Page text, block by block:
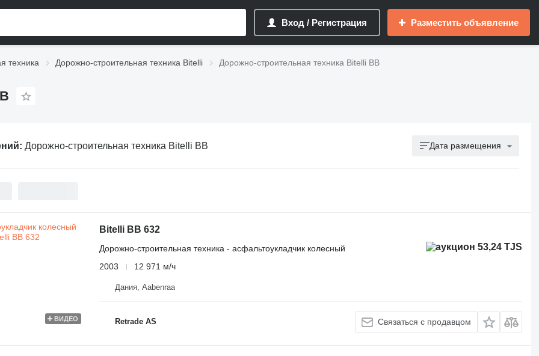
Вход / Регистрация Разместить объявление
техника Дорожно-строительная техника Bitelli Дорожно-строительная техника Bitelli BB
Дорожно-строительная техника Bitelli BB Дата размещения
ВИДЕО
Bitelli BB 632
53,24 TJS
Дорожно-строительная техника - асфальтоукладчик колесный
2003
12 971 м/ч
Дания, Aabenraa
Retrade AS Связаться с продавцом